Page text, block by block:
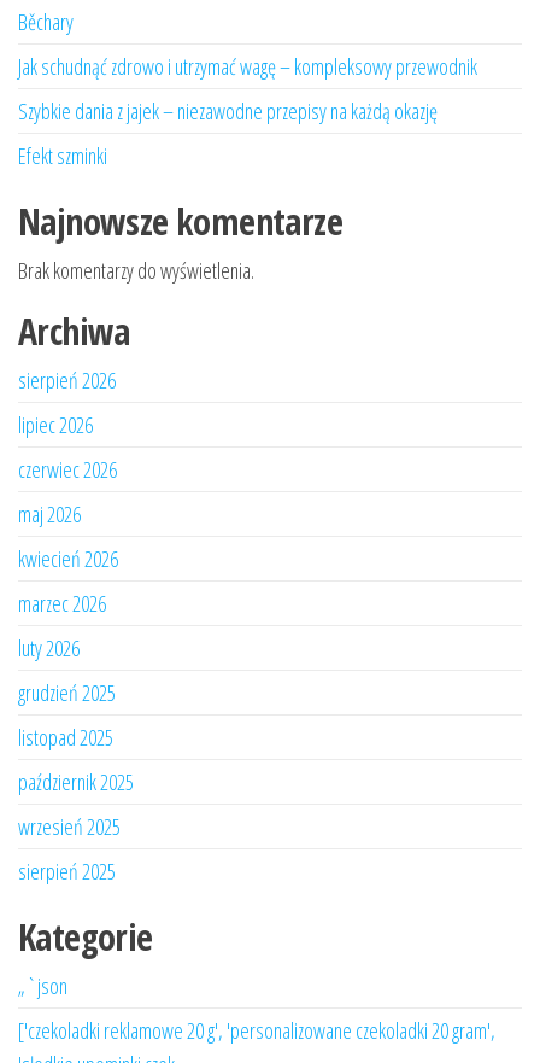
Běchary
Jak schudnąć zdrowo i utrzymać wagę – kompleksowy przewodnik
Szybkie dania z jajek – niezawodne przepisy na każdą okazję
Efekt szminki
Najnowsze komentarze
Brak komentarzy do wyświetlenia.
Archiwa
sierpień 2026
lipiec 2026
czerwiec 2026
maj 2026
kwiecień 2026
marzec 2026
luty 2026
grudzień 2025
listopad 2025
październik 2025
wrzesień 2025
sierpień 2025
Kategorie
„`json
['czekoladki reklamowe 20 g', 'personalizowane czekoladki 20 gram',